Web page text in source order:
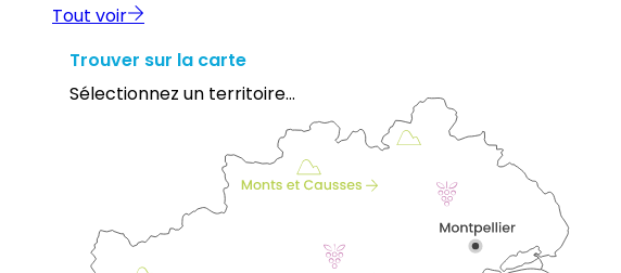
Tout voir
Trouver sur la carte
Sélectionnez un territoire...